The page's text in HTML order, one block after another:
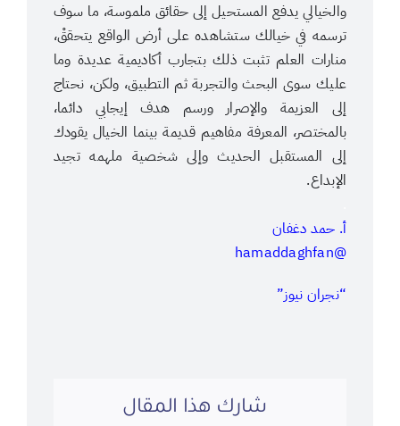
والخيالي يدفع المستحيل إلى حقائق ملموسة، ما سوف
ترسمه في خيالك ستشاهده على أرض الواقع يتحققْ،
منارات العلم تثبت ذلك بتجارب أكاديمية عديدة وما
عليك سوى البحث والتجربة ثم التطبيق، ولكن، نحتاج
إلى العزيمة والإصرار ورسم هدف إيجابي دائما،
بالمختصر، المعرفة مفاهيم قديمة بينما الخيال يقودك
إلى المستقبل الحديث وإلى شخصية ملهمه تجيد
الإبداع.
أ. حمد دغفان
‏@hamaddaghfan
“نجران نيوز”
شارك هذا المقال